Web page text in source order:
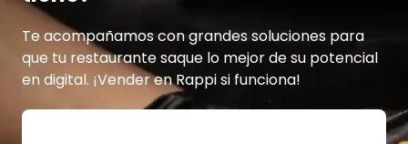
Te acompañamos con grandes soluciones para
que tu restaurante saque lo mejor de su potencial
en digital. ¡Vender en Rappi si funciona!